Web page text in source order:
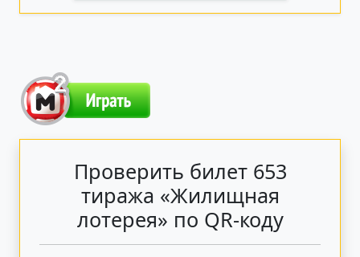
Проверить билет 653
тиража «Жилищная
лотерея» по QR-коду